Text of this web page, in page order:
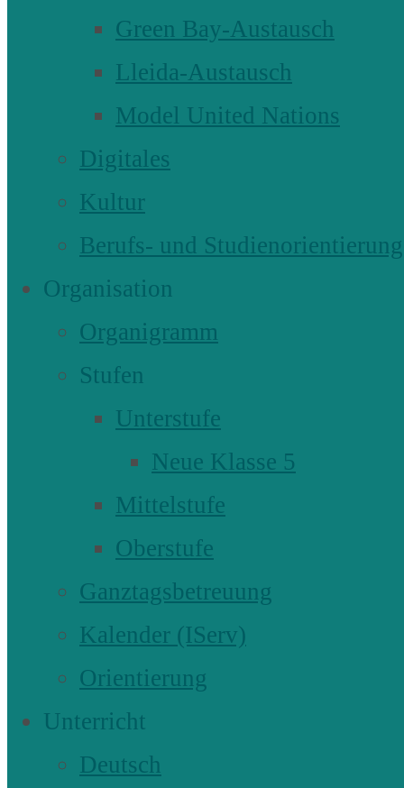
Green Bay-Austausch
Lleida-Austausch
Model United Nations
Digitales
Kultur
Berufs- und Studienorientierung
Organisation
Organigramm
Stufen
Unterstufe
Neue Klasse 5
Mittelstufe
Oberstufe
Ganztagsbetreuung
Kalender (IServ)
Orientierung
Unterricht
Deutsch